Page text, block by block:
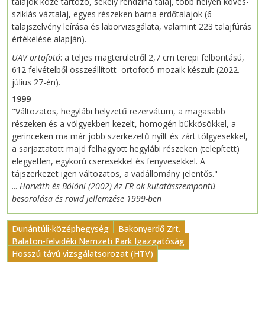
sziklás váztalaj, egyes részeken barna erdőtalajok (6
talajszelvény leírása és laborvizsgálata, valamint 223 talajfúrás
értékelése alapján).
UAV ortofotó: a teljes magterületről 2,7 cm terepi felbontású,
612 felvételből összeállított ortofotó-mozaik készült (2022.
július 27-én).
1999
"Változatos, hegylábi helyzetű rezervátum, a magasabb
részeken és a völgyekben kezelt, homogén bükkösökkel, a
gerinceken ma már jobb szerkezetű nyílt és zárt tölgyesekkel,
a sarjaztatott majd felhagyott hegylábi részeken (telepített)
elegyetlen, egykorú cseresekkel és fenyvesekkel. A
tájszerkezet igen változatos, a vadállomány jelentős."
... Horváth és Bölöni (2002) Az ER-ok kutatásszempontú
besorolása és rövid jellemzése 1999-ben
Dunántúli-középhegység
Bakonyerdő Zrt.
Balaton-felvidéki Nemzeti Park Igazgatóság
Hosszú távú vizsgálatsorozat (HTV)